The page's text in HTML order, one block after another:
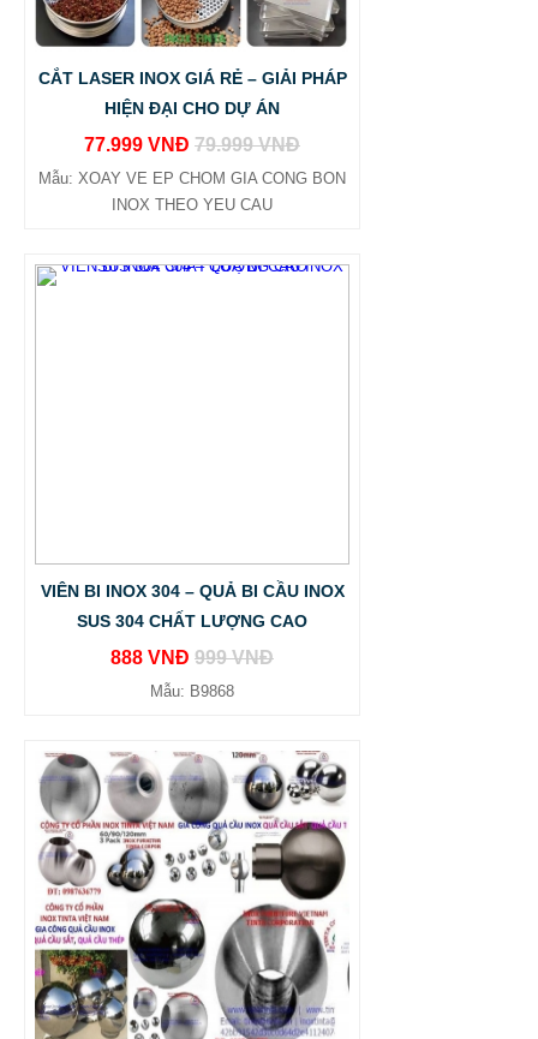
CẮT LASER INOX GIÁ RẺ – GIẢI PHÁP
HIỆN ĐẠI CHO DỰ ÁN
77.999 VNĐ 79.999 VNĐ
Mẫu: XOAY VE EP CHOM GIA CONG BON
INOX THEO YEU CAU
VIÊN BI INOX 304 – QUẢ BI CẦU INOX
SUS 304 CHẤT LƯỢNG CAO
888 VNĐ 999 VNĐ
Mẫu: B9868